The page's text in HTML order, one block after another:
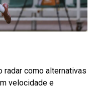
radar como alternativas
velocidade e